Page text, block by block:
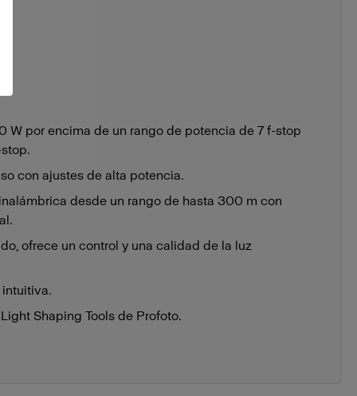
W por encima de un rango de potencia de 7 f-stop
con ajustes de alta potencia.
desde un rango de hasta 300 m con
ofrece un control y una calidad de la luz
Shaping Tools de Profoto.